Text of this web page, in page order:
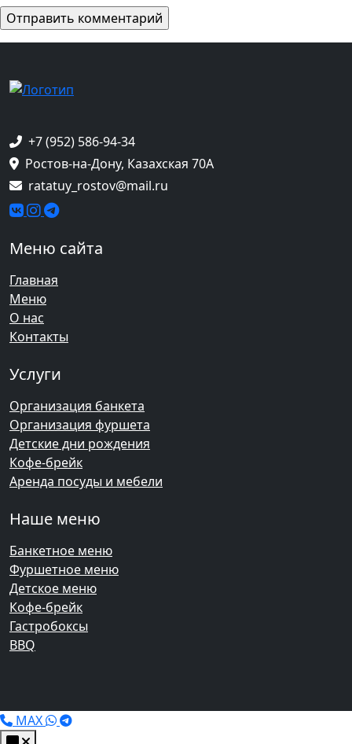
+7 (952) 586-94-34
Ростов-на-Дону, Казахская 70А
ratatuy_rostov@mail.ru
Меню сайта
Главная
Меню
О нас
Контакты
Услуги
Организация банкета
Организация фуршета
Детские дни рождения
Кофе-брейк
Аренда посуды и мебели
Наше меню
Банкетное меню
Фуршетное меню
Детское меню
Кофе-брейк
Гастробоксы
BBQ
MAX